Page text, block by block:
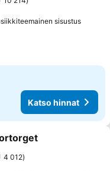
sisustusKatso
Katso hinnat
4 012